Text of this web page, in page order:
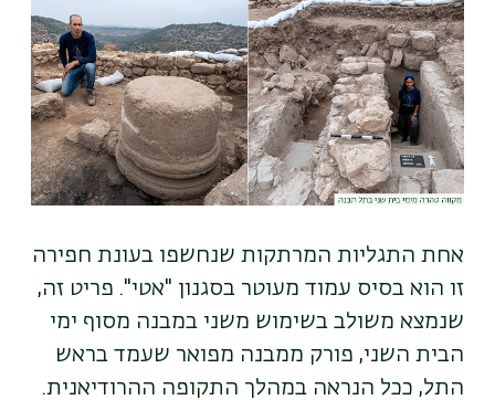
אחת התגליות המרתקות שנחשפו בעונת חפירה
זו הוא בסיס עמוד מעוטר בסגנון "אטי". פריט זה,
שנמצא משולב בשימוש משני במבנה מסוף ימי
הבית השני, פורק ממבנה מפואר שעמד בראש
התל, ככל הנראה במהלך התקופה ההרודיאנית.